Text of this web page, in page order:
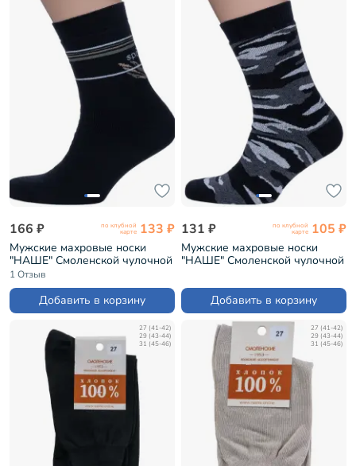
166 ₽ по клубной
карте 133 ₽
Мужские махровые носки
"НАШЕ" Смоленской чулочной
фабрики рис. 1, ЧЕРНЫЕ №1
(531С1)
1 Отзыв
Добавить в корзину
131 ₽ по клубной
карте 105 ₽
Мужские махровые носки
"НАШЕ" Смоленской чулочной
(532С8)
Добавить в корзину
27 (41-42)
29 (43-44)
31 (45-46)
27 (41-42)
29 (43-44)
31 (45-46)